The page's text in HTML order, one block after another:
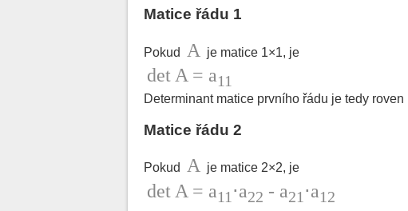
Matice řádu 1
Pokud A je matice 1×1, je
det A = a11
Determinant matice prvního řádu je tedy
Matice řádu 2
Pokud A je matice 2×2, je
det A = a11 ⋅a22 - a21 ⋅a12